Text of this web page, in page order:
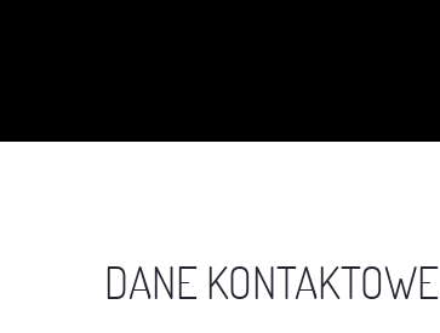
DANE KONTAKTOWE